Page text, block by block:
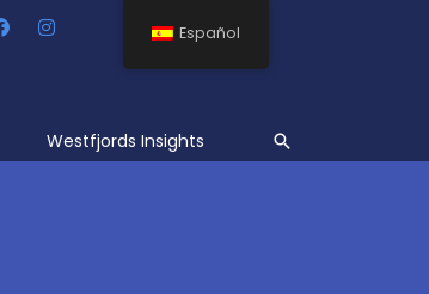
Westfjords Insights Buscar
Español